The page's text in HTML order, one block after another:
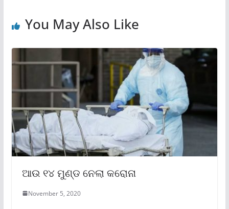
You May Also Like
ଆଉ ୧୪ ମୁଣ୍ଡ ନେଲା କରୋନା
November 5, 2020